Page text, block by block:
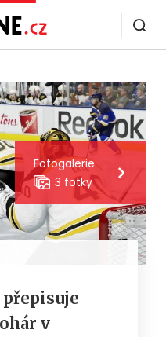
Fotogalerie
3 fotky
přepisuje
v